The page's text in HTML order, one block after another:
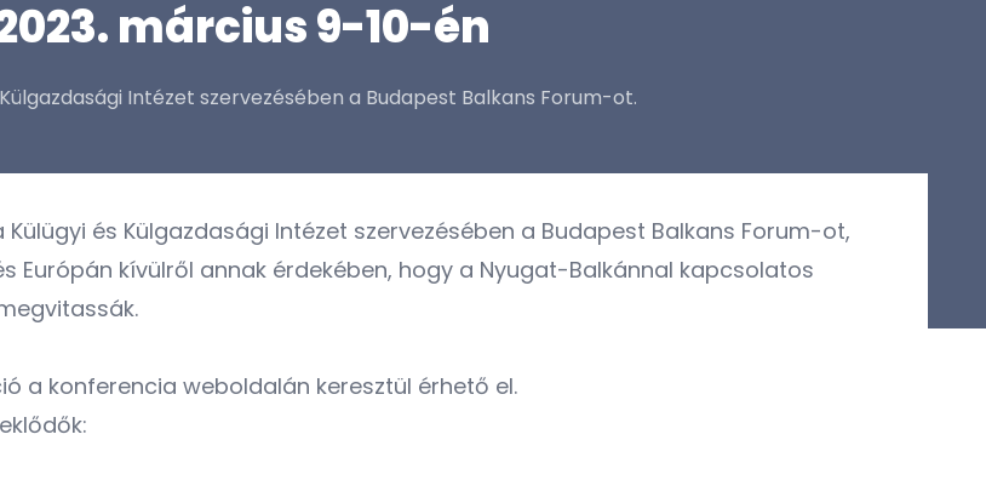
március 9-10-én
Intézet szervezésében a Budapest Balkans Forum-ot.
és Külgazdasági Intézet szervezésében a Budapest Balkans Forum-ot,
Európán kívülről annak érdekében, hogy a Nyugat-Balkánnal kapcsolatos
a konferencia weboldalán keresztül érhető el.